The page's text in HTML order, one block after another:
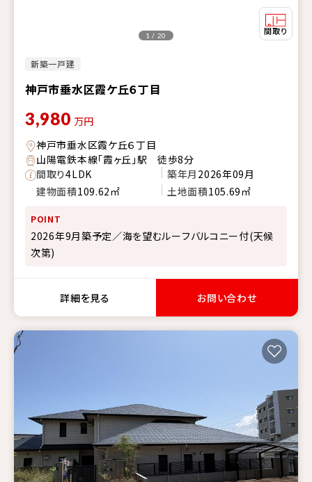
新築一戸建
神戸市垂水区霞ケ丘６丁目
1 / 20
3,980 万円
神戸市垂水区霞ケ丘６丁目
山陽電鉄本線「霞ヶ丘」駅 徒歩8分
間取り4LDK 築年月 2026年09月
建物面積109.62㎡ 土地面積105.69㎡
POINT
2026年9月築予定／海を望むルーフバルコニー付(天候
次第)
詳細を見る お問い合わせ